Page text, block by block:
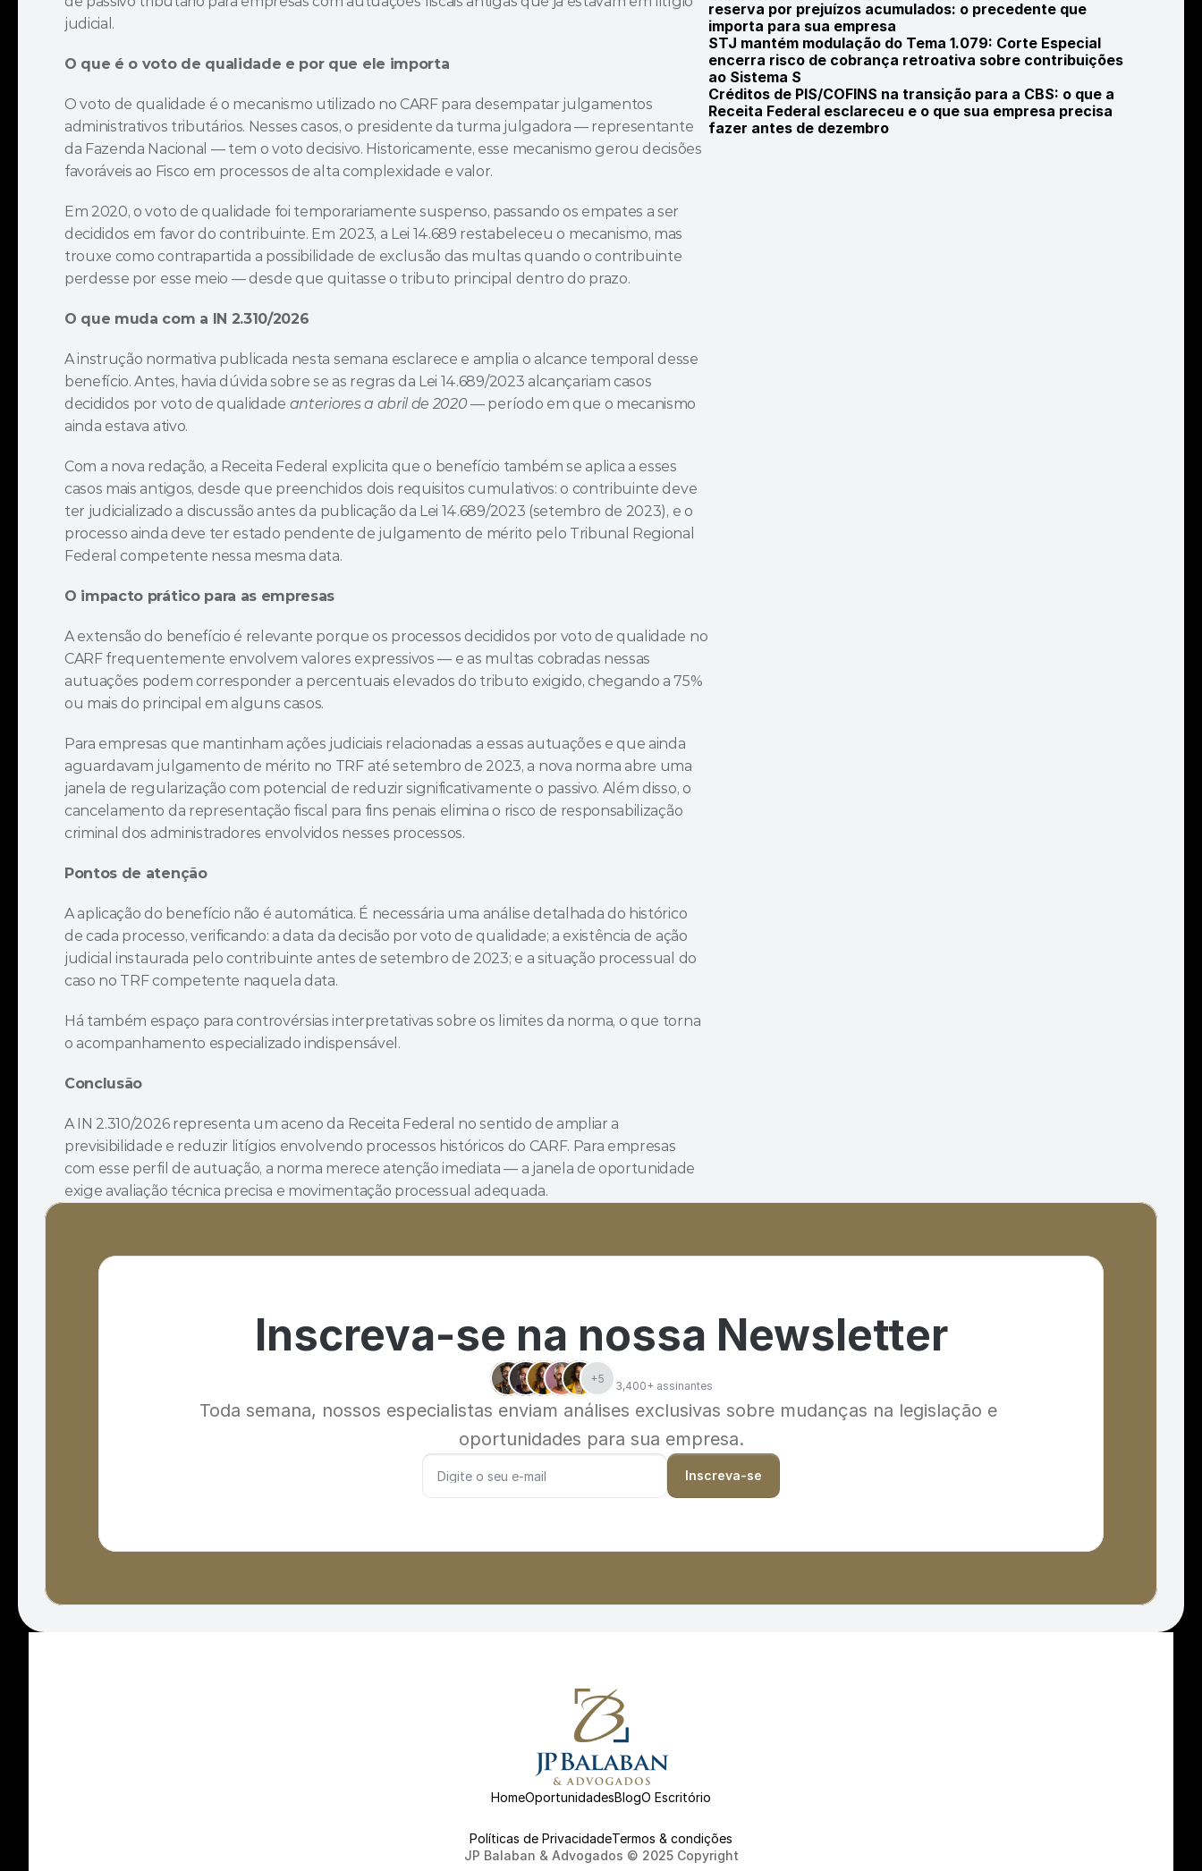
judicial.
O que é o voto de qualidade e por que ele importa
O voto de qualidade é o mecanismo utilizado no CARF para desempatar julgamentos
administrativos tributários. Nesses casos, o presidente da turma julgadora — representante
da Fazenda Nacional — tem o voto decisivo. Historicamente, esse mecanismo gerou decisões
favoráveis ao Fisco em processos de alta complexidade e valor.
Em 2020, o voto de qualidade foi temporariamente suspenso, passando os empates a ser
decididos em favor do contribuinte. Em 2023, a Lei 14.689 restabeleceu o mecanismo, mas
trouxe como contrapartida a possibilidade de exclusão das multas quando o contribuinte
perdesse por esse meio — desde que quitasse o tributo principal dentro do prazo.
O que muda com a IN 2.310/2026
A instrução normativa publicada nesta semana esclarece e amplia o alcance temporal desse
benefício. Antes, havia dúvida sobre se as regras da Lei 14.689/2023 alcançariam casos
decididos por voto de qualidade anteriores a abril de 2020 — período em que o mecanismo
ainda estava ativo.
Com a nova redação, a Receita Federal explicita que o benefício também se aplica a esses
casos mais antigos, desde que preenchidos dois requisitos cumulativos: o contribuinte deve
ter judicializado a discussão antes da publicação da Lei 14.689/2023 (setembro de 2023), e o
processo ainda deve ter estado pendente de julgamento de mérito pelo Tribunal Regional
Federal competente nessa mesma data.
O impacto prático para as empresas
A extensão do benefício é relevante porque os processos decididos por voto de qualidade no
CARF frequentemente envolvem valores expressivos — e as multas cobradas nessas
autuações podem corresponder a percentuais elevados do tributo exigido, chegando a 75%
ou mais do principal em alguns casos.
Para empresas que mantinham ações judiciais relacionadas a essas autuações e que ainda
aguardavam julgamento de mérito no TRF até setembro de 2023, a nova norma abre uma
janela de regularização com potencial de reduzir significativamente o passivo. Além disso, o
cancelamento da representação fiscal para fins penais elimina o risco de responsabilização
criminal dos administradores envolvidos nesses processos.
Pontos de atenção
A aplicação do benefício não é automática. É necessária uma análise detalhada do histórico
de cada processo, verificando: a data da decisão por voto de qualidade; a existência de ação
judicial instaurada pelo contribuinte antes de setembro de 2023; e a situação processual do
caso no TRF competente naquela data.
Há também espaço para controvérsias interpretativas sobre os limites da norma, o que torna
o acompanhamento especializado indispensável.
Conclusão
A IN 2.310/2026 representa um aceno da Receita Federal no sentido de ampliar a
previsibilidade e reduzir litígios envolvendo processos históricos do CARF. Para empresas
com esse perfil de autuação, a norma merece atenção imediata — a janela de oportunidade
exige avaliação técnica precisa e movimentação processual adequada.
reserva por prejuízos acumulados: o precedente que
importa para sua empresa
STJ mantém modulação do Tema 1.079: Corte Especial
encerra risco de cobrança retroativa sobre contribuições
ao Sistema S
Créditos de PIS/COFINS na transição para a CBS: o que a
Receita Federal esclareceu e o que sua empresa precisa
fazer antes de dezembro
Inscreva-se na nossa Newsletter
+5
3,400+ assinantes
Toda semana, nossos especialistas enviam análises exclusivas sobre mudanças na legislação e
oportunidades para sua empresa.
Inscreva-se
HomeOportunidadesBlogO Escritório
Políticas de PrivacidadeTermos & condições
JP Balaban & Advogados © 2025 Copyright